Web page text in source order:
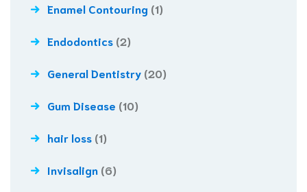
Enamel Contouring (1)
Endodontics (2)
General Dentistry (20)
Gum Disease (10)
hair loss (1)
Invisalign (6)